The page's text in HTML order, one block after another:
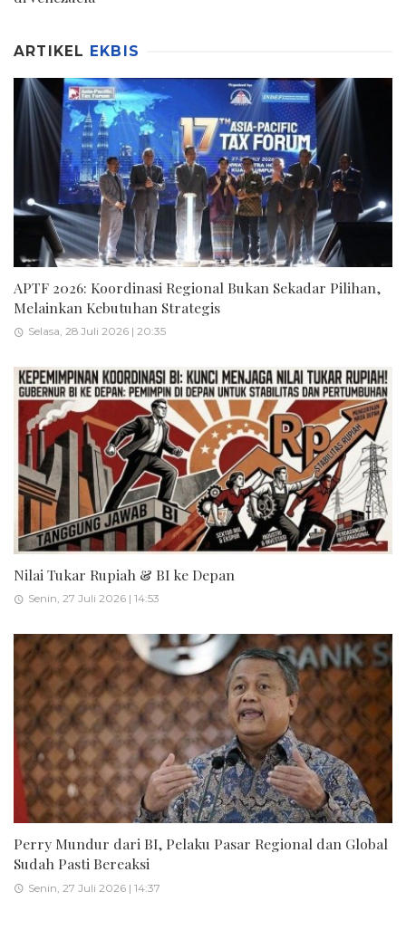
ARTIKEL EKBIS
APTF 2026: Koordinasi Regional Bukan Sekadar Pilihan,
Melainkan Kebutuhan Strategis
Selasa, 28 Juli 2026 | 20:35
Nilai Tukar Rupiah & BI ke Depan
Senin, 27 Juli 2026 | 14:53
Perry Mundur dari BI, Pelaku Pasar Regional dan Global
Sudah Pasti Bereaksi
Senin, 27 Juli 2026 | 14:37